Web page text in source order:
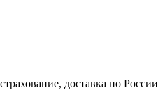
доставка по России